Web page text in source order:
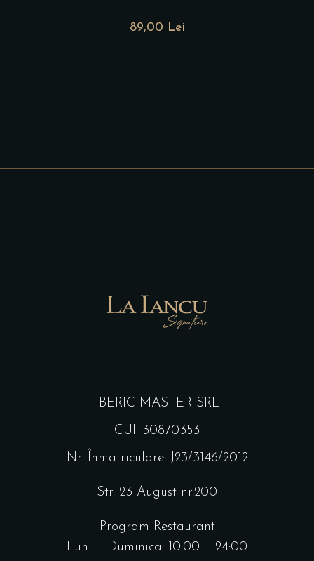
89,00 Lei
IBERIC MASTER SRL
CUI: 30870353
Nr. Înmatriculare: J23/3146/2012
Str. 23 August nr.200
Program Restaurant
Luni – Duminica: 10:00 – 24:00